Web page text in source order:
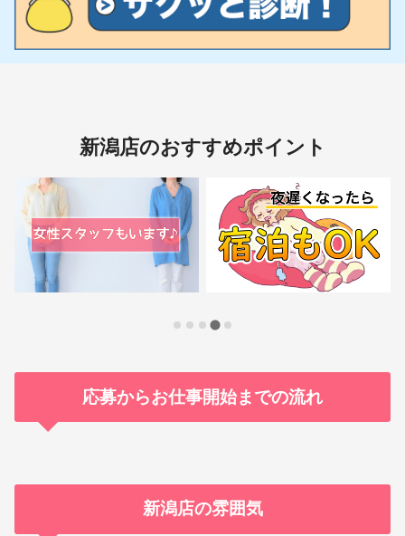
新潟店のおすすめポイント
応募からお仕事開始までの流れ
スマホから1分で完了！
新潟店の雰囲気